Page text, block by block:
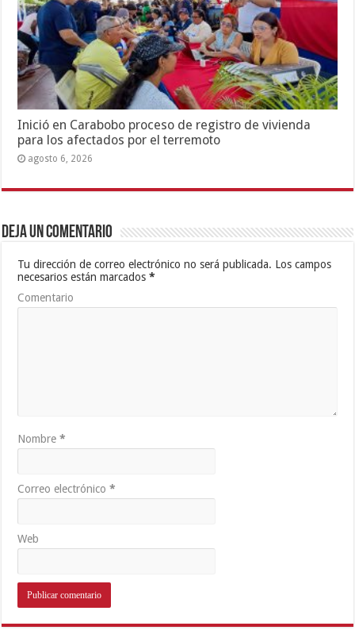
Inició en Carabobo proceso de registro de vivienda
para los afectados por el terremoto
agosto 6, 2026
Deja un comentario
Tu dirección de correo electrónico no será publicada. Los campos
necesarios están marcados*
Comentario
Nombre*
Correo electrónico*
Web